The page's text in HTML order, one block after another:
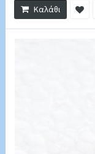
Καλάθι